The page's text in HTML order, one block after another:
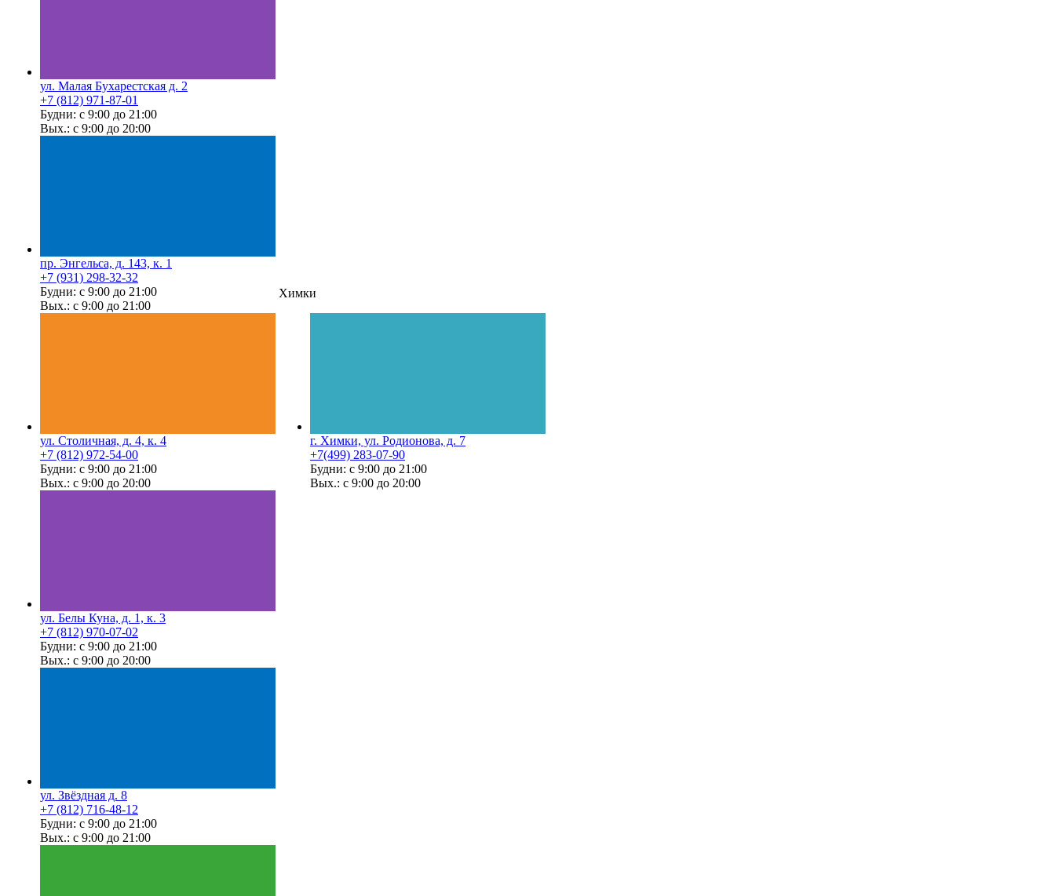
ул. Малая Бухарестская д. 2
+7 (812) 971-87-01
Будни: с 9:00 до 21:00
Вых.: с 9:00 до 20:00
пр. Энгельса, д. 143, к. 1
+7 (931) 298-32-32
Будни: с 9:00 до 21:00
Вых.: с 9:00 до 21:00
ул. Столичная, д. 4, к. 4
+7 (812) 972-54-00
Будни: с 9:00 до 21:00
Вых.: с 9:00 до 20:00
ул. Белы Куна, д. 1, к. 3
+7 (812) 970-07-02
Будни: с 9:00 до 21:00
Вых.: с 9:00 до 20:00
ул. Звёздная д. 8
+7 (812) 716-48-12
Будни: с 9:00 до 21:00
Вых.: с 9:00 до 21:00
Химки
г. Химки, ул. Родионова, д. 7
+7(499) 283-07-90
Будни: с 9:00 до 21:00
Вых.: с 9:00 до 20:00